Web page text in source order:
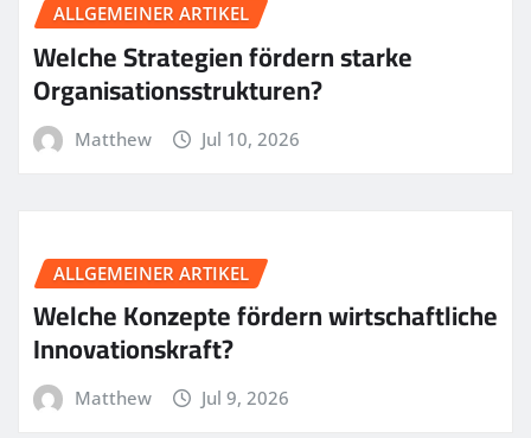
ALLGEMEINER ARTIKEL
Welche Strategien fördern starke
Organisationsstrukturen?
Matthew Jul 10, 2026
ALLGEMEINER ARTIKEL
Welche Konzepte fördern wirtschaftliche
Innovationskraft?
Matthew Jul 9, 2026